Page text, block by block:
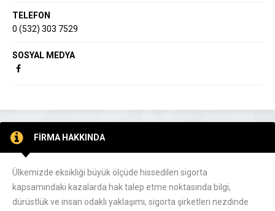
TELEFON
0 (532) 303 7529
SOSYAL MEDYA
FİRMA HAKKINDA
Ülkemizde eksikliği büyük ölçüde hissedilen sigorta
kapsamındaki kazalarda hak talep etme noktasında bilgi,
dürüstlük ve insan odaklı yaklaşımı, sigorta şirketleri nezdinde